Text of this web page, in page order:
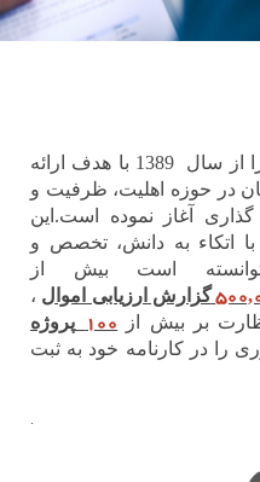
شرکت تدبیر ملت فعالیت خود را از سال 1389 با هدف ارائه
اهلیت، ظرفیت و
نموده است.این
دانش، تخصص و
است بیش از
ارزیابی اموال ،
از100
پروژه
خود به ثبت